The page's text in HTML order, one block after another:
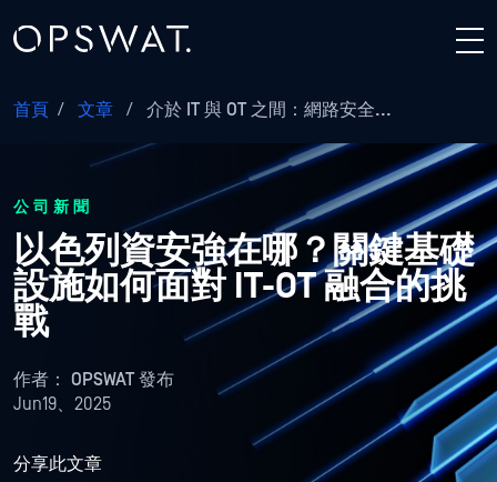
首頁 / 文章 / 介於 IT 與 OT 之間：網路安全...
公司新聞
以色列資安強在哪？關鍵基礎
設施如何面對 IT-OT 融合的挑
戰
作者： OPSWAT 發布
Jun19、2025
分享此文章